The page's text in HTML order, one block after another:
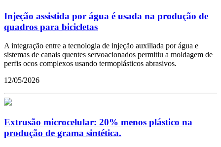
Injeção assistida por água é usada na produção de
quadros para bicicletas
A integração entre a tecnologia de injeção auxiliada por água e
sistemas de canais quentes servoacionados permitiu a moldagem de
perfis ocos complexos usando termoplásticos abrasivos.
12/05/2026
Extrusão microcelular: 20% menos plástico na
produção de grama sintética.